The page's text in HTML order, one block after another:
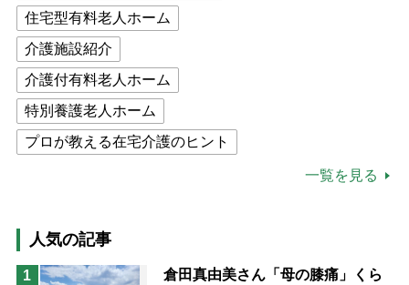
住宅型有料老人ホーム
介護施設紹介
介護付有料老人ホーム
特別養護老人ホーム
プロが教える在宅介護のヒント
猫が母になつきません
息子の遠距離介護サバイバル術
一覧を見る
人気の記事
1
倉田真由美さん「母の膝痛」くら